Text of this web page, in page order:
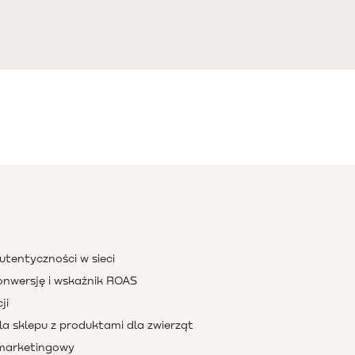
w sieci
i wskaźnik ROAS
sklepu z produktami dla zwierząt